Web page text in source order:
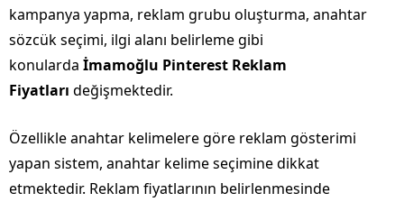
kampanya yapma, reklam grubu oluşturma, anahtar
sözcük seçimi, ilgi alanı belirleme gibi
konularda İmamoğlu Pinterest Reklam
Fiyatları değişmektedir.
Özellikle anahtar kelimelere göre reklam gösterimi
yapan sistem, anahtar kelime seçimine dikkat
etmektedir. Reklam fiyatlarının belirlenmesinde